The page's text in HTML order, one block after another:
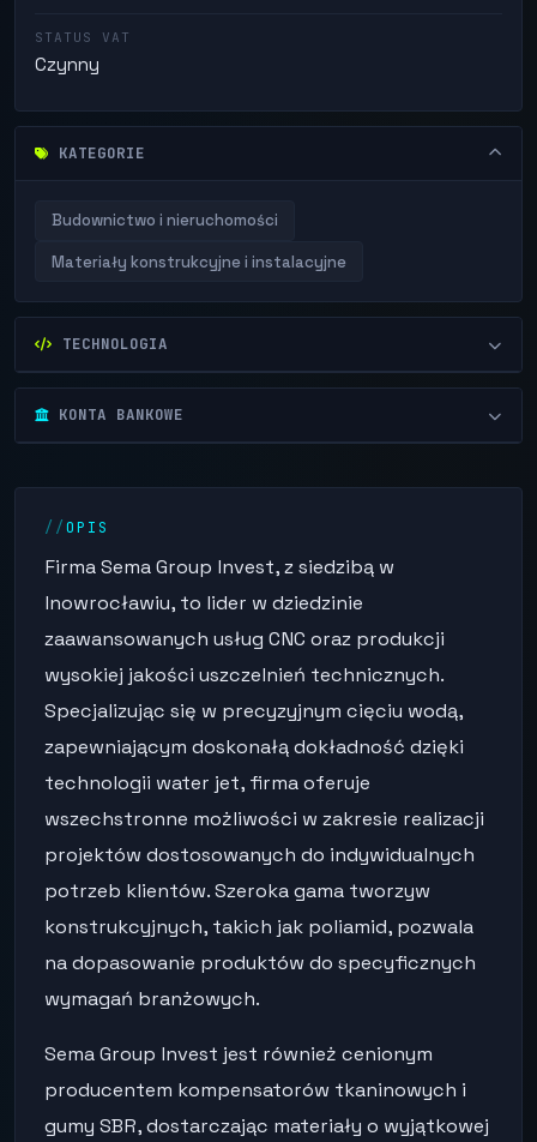
STATUS VAT
Czynny
KATEGORIE
Budownictwo i nieruchomości
Materiały konstrukcyjne i instalacyjne
TECHNOLOGIA
KONTA BANKOWE
OPIS
Firma Sema Group Invest, z siedzibą w
Inowrocławiu, to lider w dziedzinie
zaawansowanych usług CNC oraz produkcji
wysokiej jakości uszczelnień technicznych.
Specjalizując się w precyzyjnym cięciu wodą,
zapewniającym doskonałą dokładność dzięki
technologii water jet, firma oferuje
wszechstronne możliwości w zakresie realizacji
projektów dostosowanych do indywidualnych
potrzeb klientów. Szeroka gama tworzyw
konstrukcyjnych, takich jak poliamid, pozwala
na dopasowanie produktów do specyficznych
wymagań branżowych.
Sema Group Invest jest również cenionym
producentem kompensatorów tkaninowych i
gumy SBR, dostarczając materiały o wyjątkowej